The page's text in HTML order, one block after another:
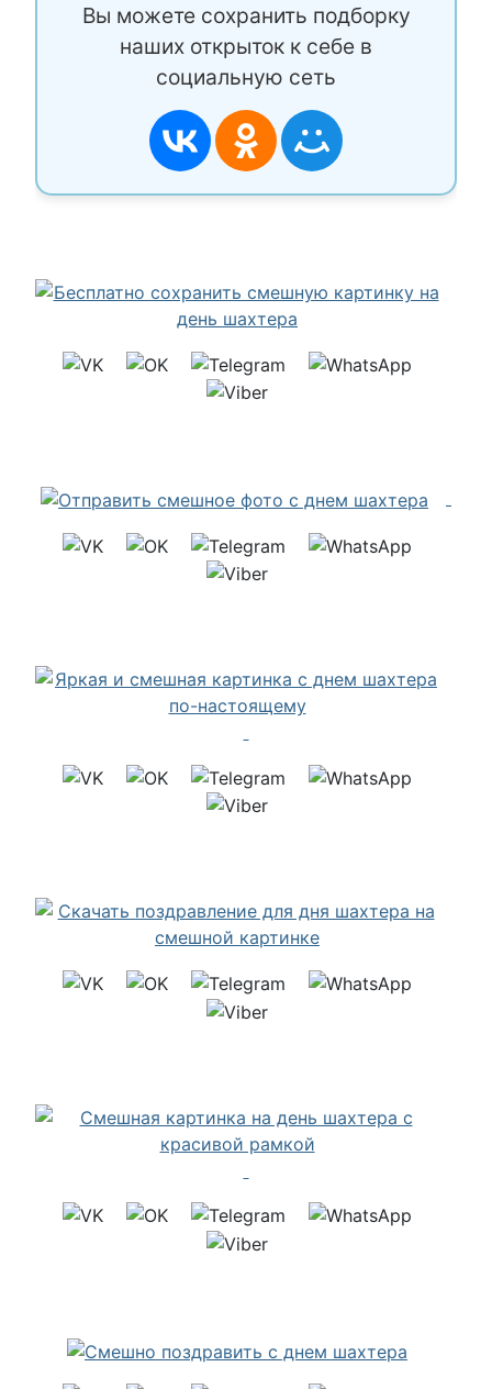
Вы можете сохранить подборку
наших открыток к себе в
социальную сеть